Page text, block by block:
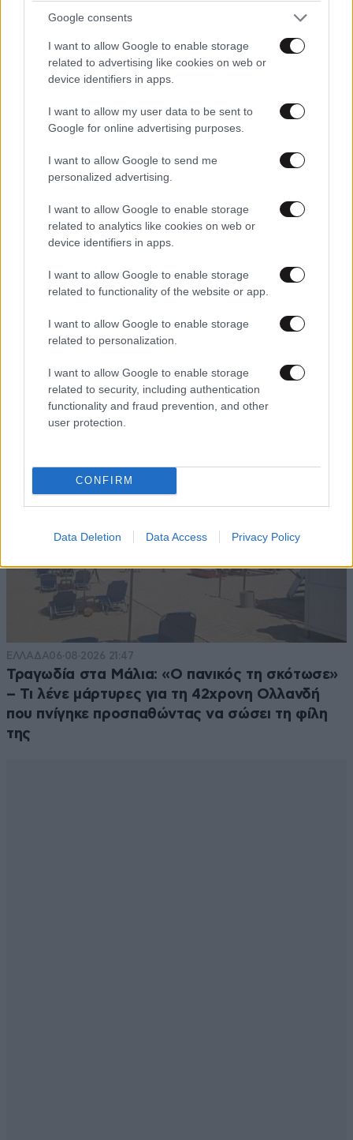
Google consents
I want to allow Google to enable storage
related to advertising like cookies on web or
device identifiers in apps.
I want to allow my user data to be sent to
Google for online advertising purposes.
I want to allow Google to send me
personalized advertising.
I want to allow Google to enable storage
related to analytics like cookies on web or
device identifiers in apps.
I want to allow Google to enable storage
related to functionality of the website or app.
I want to allow Google to enable storage
related to personalization.
I want to allow Google to enable storage
related to security, including authentication
functionality and fraud prevention, and other
user protection.
CONFIRM
Data Deletion Data Access Privacy Policy
φφφ 03·11·2023 13:49
Απαντήστε
ΚΛΕΩΝ 03·11·2023 13:06
Πηγε να δει τις αποικιες απο κοντα!
Απαντήστε
TRENDING
ΕΛΛΑΔΑ06·08·2026 21:47
Τραγωδία στα Μάλια: «Ο πανικός τη σκότωσε»
– Τι λένε μάρτυρες για τη 42χρονη Ολλανδή
που πνίγηκε προσπαθώντας να σώσει τη φίλη
της